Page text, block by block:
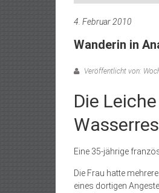
4. Februar 2010
Wanderin in
Veröffentlicht von:
Die
Eine 35-jährige
Die Frau hatte
eines dortigen